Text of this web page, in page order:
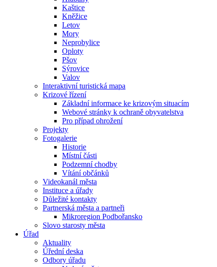
Kaštice
Kněžice
Letov
Mory
Neprobylice
Oploty
Pšov
Sýrovice
Valov
Interaktivní turistická mapa
Krizové řízení
Základní informace ke krizovým situacím
Webové stránky k ochraně obyvatelstva
Pro případ ohrožení
Projekty
Fotogalerie
Historie
Místní části
Podzemní chodby
Vítání občánků
Videokanál města
Instituce a úřady
Důležité kontakty
Partnerská města a partneři
Mikroregion Podbořansko
Slovo starosty města
Úřad
Aktuality
Úřední deska
Odbory úřadu